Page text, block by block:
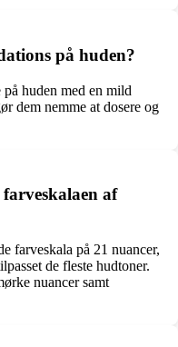
på huden?
huden med en mild
dem nemme at dosere og
af
farveskala på 21 nuancer,
de fleste hudtoner.
nuancer samt